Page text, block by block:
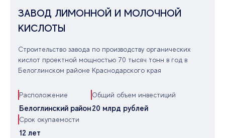
ЗАВОД ЛИМОННОЙ И МОЛОЧНОЙ
КИСЛОТЫ
Строительство завода по производству органических
кислот проектной мощностью 70 тысяч тонн в год в
Белоглинском районе Краснодарского края
Расположение
Белоглинский район
Общий объем инвестиций
20 млрд рублей
Срок окупаемости
12 лет